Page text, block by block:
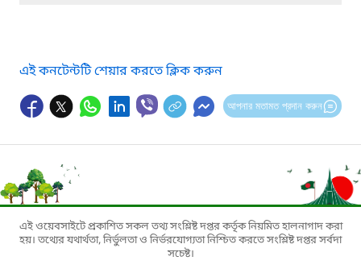
এই কনটেন্টটি শেয়ার করতে ক্লিক করুন
আপনার মতামত প্রদান করুন
এই ওয়েবসাইটে প্রকাশিত সকল তথ্য সংশ্লিষ্ট দপ্তর কর্তৃক নিয়মিত হালনাগাদ করা
হয়। তথ্যের যথার্থতা, নির্ভুলতা ও নির্ভরযোগ্যতা নিশ্চিত করতে সংশ্লিষ্ট দপ্তর সর্বদা
সচেষ্ট।